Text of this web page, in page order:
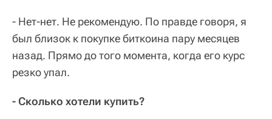
- Нет-нет. Не рекомендую. По правде говоря, я
был близок к покупке биткоина пару месяцев
назад. Прямо до того момента, когда его курс
резко упал.
- Сколько хотели купить?